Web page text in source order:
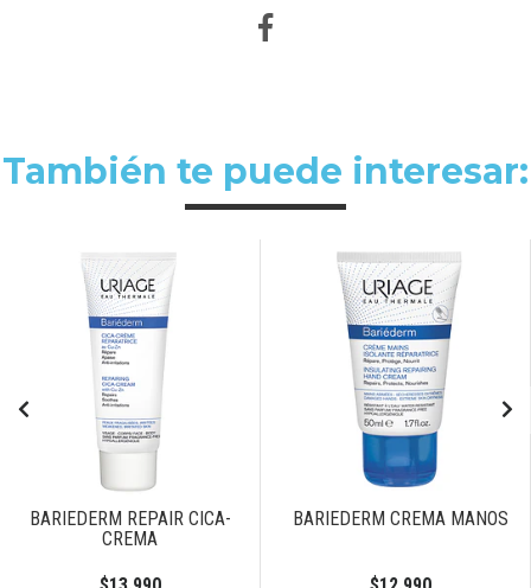
También te puede interesar:
BARIEDERM REPAIR CICA-
CREMA
BARIEDERM CREMA MANOS